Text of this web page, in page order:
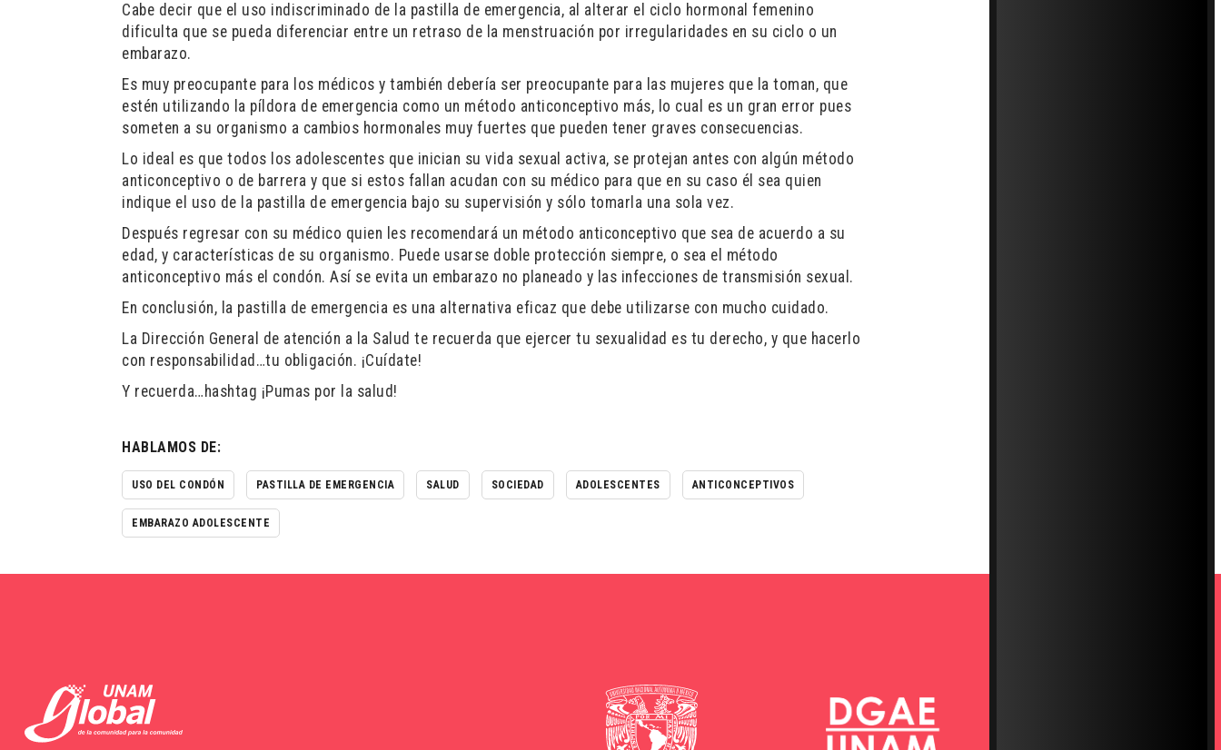
Cabe decir que el uso indiscriminado de la pastilla de emergencia, al alterar el ciclo hormonal femenino
dificulta que se pueda diferenciar entre un retraso de la menstruación por irregularidades en su ciclo o un
embarazo.
Es muy preocupante para los médicos y también debería ser preocupante para las mujeres que la toman, que
estén utilizando la píldora de emergencia como un método anticonceptivo más, lo cual es un gran error pues
someten a su organismo a cambios hormonales muy fuertes que pueden tener graves consecuencias.
Lo ideal es que todos los adolescentes que inician su vida sexual activa, se protejan antes con algún método
anticonceptivo o de barrera y que si estos fallan acudan con su médico para que en su caso él sea quien
indique el uso de la pastilla de emergencia bajo su supervisión y sólo tomarla una sola vez.
Después regresar con su médico quien les recomendará un método anticonceptivo que sea de acuerdo a su
edad, y características de su organismo. Puede usarse doble protección siempre, o sea el método
anticonceptivo más el condón. Así se evita un embarazo no planeado y las infecciones de transmisión sexual.
En conclusión, la pastilla de emergencia es una alternativa eficaz que debe utilizarse con mucho cuidado.
La Dirección General de atención a la Salud te recuerda que ejercer tu sexualidad es tu derecho, y que hacerlo
con responsabilidad…tu obligación. ¡Cuídate!
Y recuerda…hashtag ¡Pumas por la salud!
HABLAMOS DE:
USO DEL CONDÓN PASTILLA DE EMERGENCIA SALUD SOCIEDAD ADOLESCENTES ANTICONCEPTIVOS
EMBARAZO ADOLESCENTE